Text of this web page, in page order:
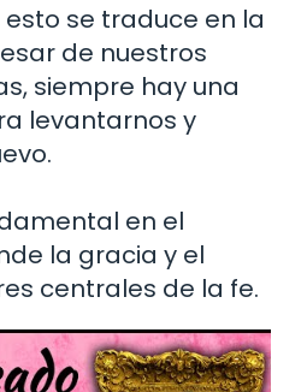
se traduce en la
de nuestros
siempre hay una
levantarnos y
en el
la gracia y el
centrales de la fe.